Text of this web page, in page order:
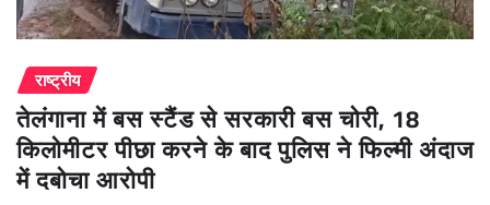
राष्ट्रीय
तेलंगाना में बस स्टैंड से सरकारी बस चोरी, 18
किलोमीटर पीछा करने के बाद पुलिस ने फिल्मी अंदाज
में दबोचा आरोपी